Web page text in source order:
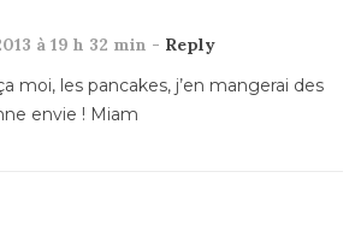
à 19 h 32 min - Reply
moi, les pancakes, j’en mangerai des
envie ! Miam